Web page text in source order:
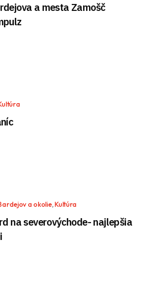
a mesta Zamošč
a okolie,Kultúra
na severovýchode- najlepšia